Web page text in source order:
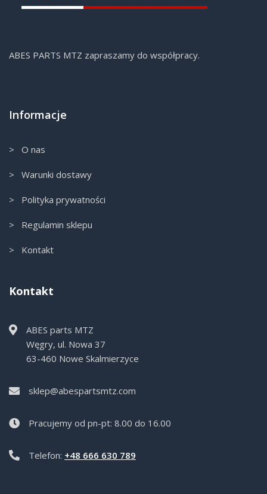
ABES PARTS MTZ zapraszamy do współpracy.
Informacje
> O nas
> Warunki dostawy
> Polityka prywatności
> Regulamin sklepu
> Kontakt
Kontakt
ABES parts MTZ
Węgry, ul. Nowa 37
63-460 Nowe Skalmierzyce
sklep@abespartsmtz.com
Pracujemy od pn-pt: 8.00 do 16.00
Telefon: +48 666 630 789